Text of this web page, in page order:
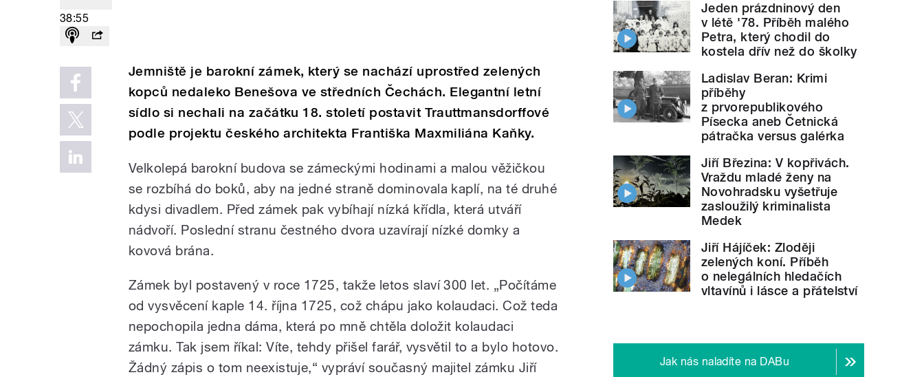
38:55
Jemniště je barokní zámek, který se nachází uprostřed zelených
kopců nedaleko Benešova ve středních Čechách. Elegantní letní
sídlo si nechali na začátku 18. století postavit Trauttmansdorffové
podle projektu českého architekta Františka Maxmiliána Kaňky.
Velkolepá barokní budova se zámeckými hodinami a malou věžičkou
se rozbíhá do boků, aby na jedné straně dominovala kaplí, na té druhé
kdysi divadlem. Před zámek pak vybíhají nízká křídla, která utváří
nádvoří. Poslední stranu čestného dvora uzavírají nízké domky a
kovová brána.
Zámek byl postavený v roce 1725, takže letos slaví 300 let. „Počítáme
od vysvěcení kaple 14. října 1725, což chápu jako kolaudaci. Což teda
nepochopila jedna dáma, která po mně chtěla doložit kolaudaci
zámku. Tak jsem říkal: Víte, tehdy přišel farář, vysvětil to a bylo hotovo.
Žádný zápis o tom neexistuje,“ vypráví současný majitel zámku Jiří
Jeden prázdninový den
v létě '78. Příběh malého
Petra, který chodil do
kostela dřív než do školky
Ladislav Beran: Krimi
příběhy
z prvorepublikového
Písecka aneb Četnická
pátračka versus galérka
Jiří Březina: V kopřivách.
Vraždu mladé ženy na
Novohradsku vyšetřuje
zasloužilý kriminalista
Medek
Jiří Hájíček: Zloději
zelených koní. Příběh
o nelegálních hledačích
vltavínů i lásce a přátelství
Jak nás naladíte na DABu